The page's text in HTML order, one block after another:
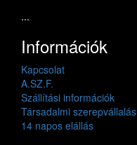
...
Információk
Kapcsolat
A.SZ.F.
Szállítási információk
Társadalmi szerepvállalás
14 napos elállás